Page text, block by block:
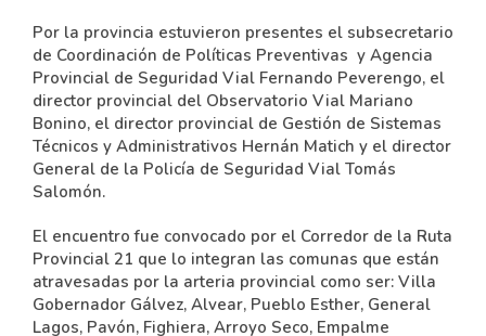
Por la provincia estuvieron presentes el subsecretario
de Coordinación de Políticas Preventivas y Agencia
Provincial de Seguridad Vial Fernando Peverengo, el
director provincial del Observatorio Vial Mariano
Bonino, el director provincial de Gestión de Sistemas
Técnicos y Administrativos Hernán Matich y el director
General de la Policía de Seguridad Vial Tomás
Salomón.
El encuentro fue convocado por el Corredor de la Ruta
Provincial 21 que lo integran las comunas que están
atravesadas por la arteria provincial como ser: Villa
Gobernador Gálvez, Alvear, Pueblo Esther, General
Lagos, Pavón, Fighiera, Arroyo Seco, Empalme